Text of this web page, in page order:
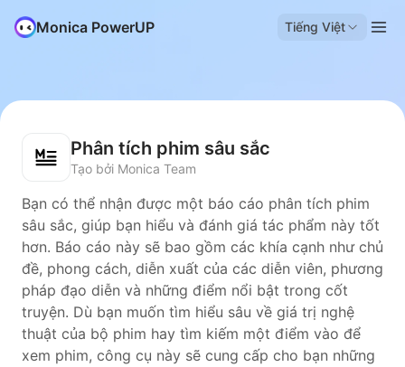
Monica PowerUP Tiếng Việt
Phân tích phim sâu sắc
Tạo bởi Monica Team
Bạn có thể nhận được một báo cáo phân tích phim
sâu sắc, giúp bạn hiểu và đánh giá tác phẩm này tốt
hơn. Báo cáo này sẽ bao gồm các khía cạnh như chủ
đề, phong cách, diễn xuất của các diễn viên, phương
pháp đạo diễn và những điểm nổi bật trong cốt
truyện. Dù bạn muốn tìm hiểu sâu về giá trị nghệ
thuật của bộ phim hay tìm kiếm một điểm vào để
xem phim, công cụ này sẽ cung cấp cho bạn những